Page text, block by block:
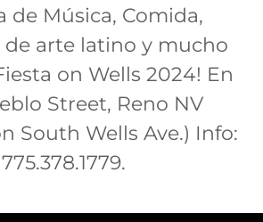
de Música, Comida,
de arte latino y mucho
on Wells 2024! En
Street, Reno NV
South Wells Ave.) Info:
775.378.1779.